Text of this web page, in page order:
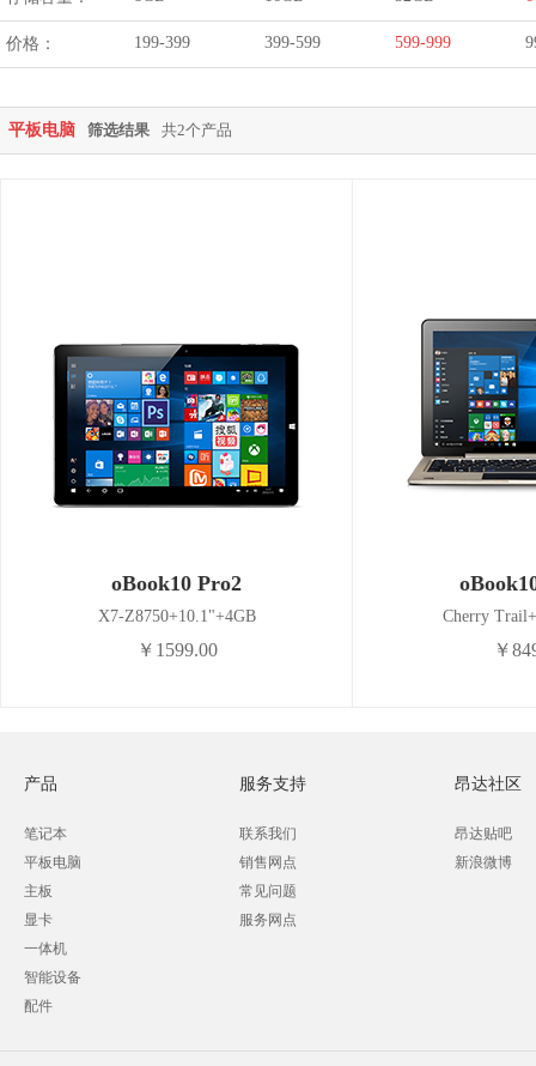
价格： 199-399 399-599 599-999
平板电脑 筛选结果 共2个产品
oBook10 Pro2
X7-Z8750+10.1"+4GB
￥1599.00
Cherry
￥
产品
笔记本
平板电脑
主板
显卡
一体机
智能设备
配件
服务支持
联系我们
销售网点
常见问题
服务网点
昂达社区
昂达贴吧
新浪微博